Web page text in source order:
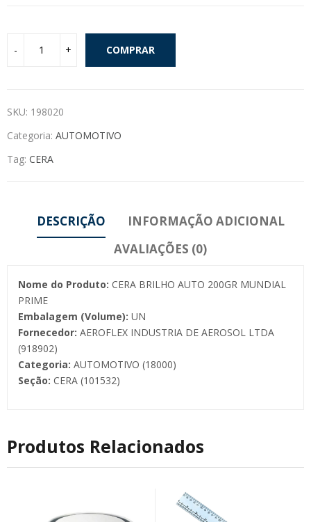
COMPRAR
SKU: 198020
Categoria: AUTOMOTIVO
Tag: CERA
DESCRIÇÃO
INFORMAÇÃO ADICIONAL
AVALIAÇÕES (0)
Nome do Produto: CERA BRILHO AUTO 200GR MUNDIAL
PRIME
Embalagem (Volume): UN
Fornecedor: AEROFLEX INDUSTRIA DE AEROSOL LTDA
(918902)
Categoria: AUTOMOTIVO (18000)
Seção: CERA (101532)
Produtos Relacionados